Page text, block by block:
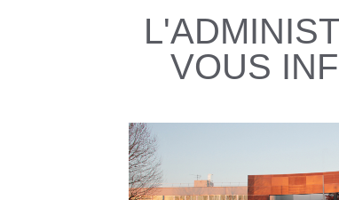
VOUS